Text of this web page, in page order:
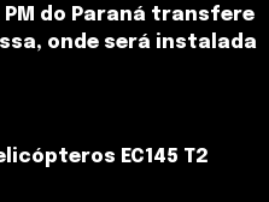
do Paraná transfere
onde será instalada
EC145 T2